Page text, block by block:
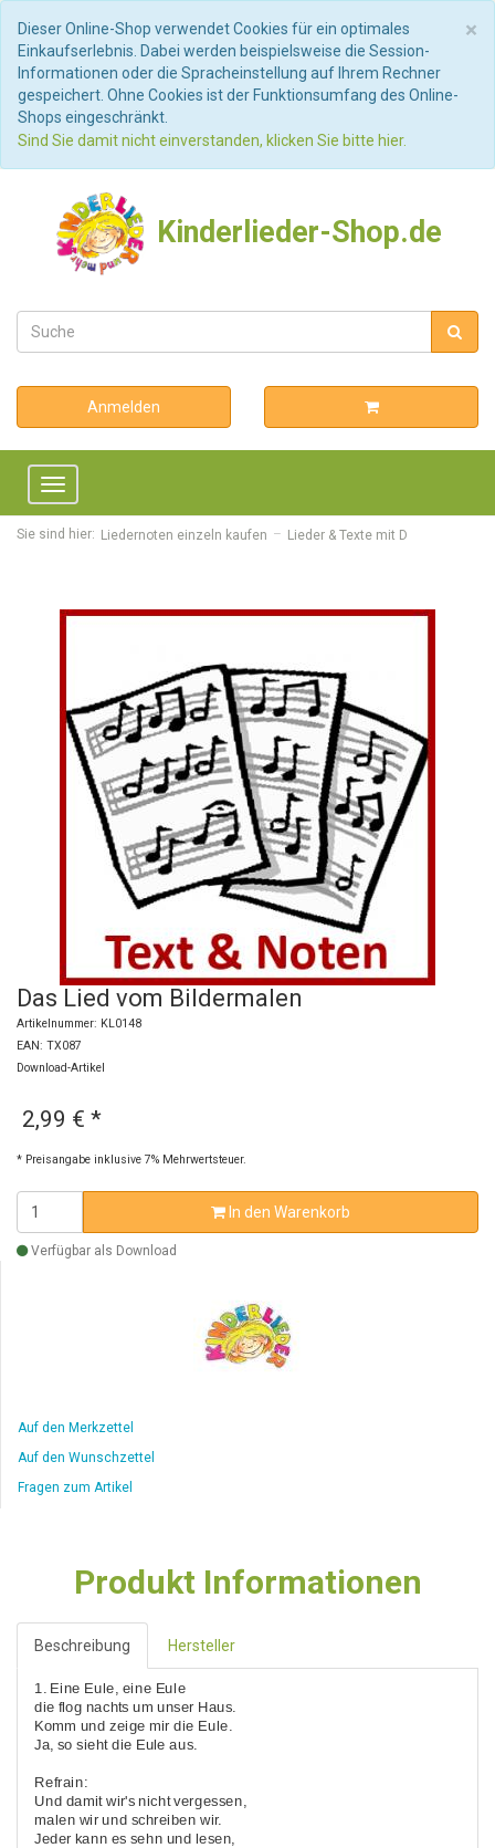
×
Dieser Online-Shop verwendet Cookies für ein optimales
Einkaufserlebnis. Dabei werden beispielsweise die Session-
Informationen oder die Spracheinstellung auf Ihrem Rechner
gespeichert. Ohne Cookies ist der Funktionsumfang des Online-
Shops eingeschränkt.
Sind Sie damit nicht einverstanden, klicken Sie bitte hier.
Kinderlieder-Shop.de
Anmelden
Toggle
navigation
Sie sind hier: Liedernoten einzeln kaufen Lieder & Texte mit D
Das Lied vom Bildermalen
Artikelnummer: KL0148
EAN: TX087
Download-Artikel
2,99 € *
* Preisangabe inklusive 7% Mehrwertsteuer.
In den Warenkorb
Verfügbar als Download
Auf den Merkzettel
Auf den Wunschzettel
Fragen zum Artikel
Produkt Informationen
Beschreibung Hersteller
1. Eine Eule, eine Eule
die flog nachts um unser Haus.
Komm und zeige mir die Eule.
Ja, so sieht die Eule aus.
Refrain:
Und damit wir's nicht vergessen,
malen wir und schreiben wir.
Jeder kann es sehn und lesen,